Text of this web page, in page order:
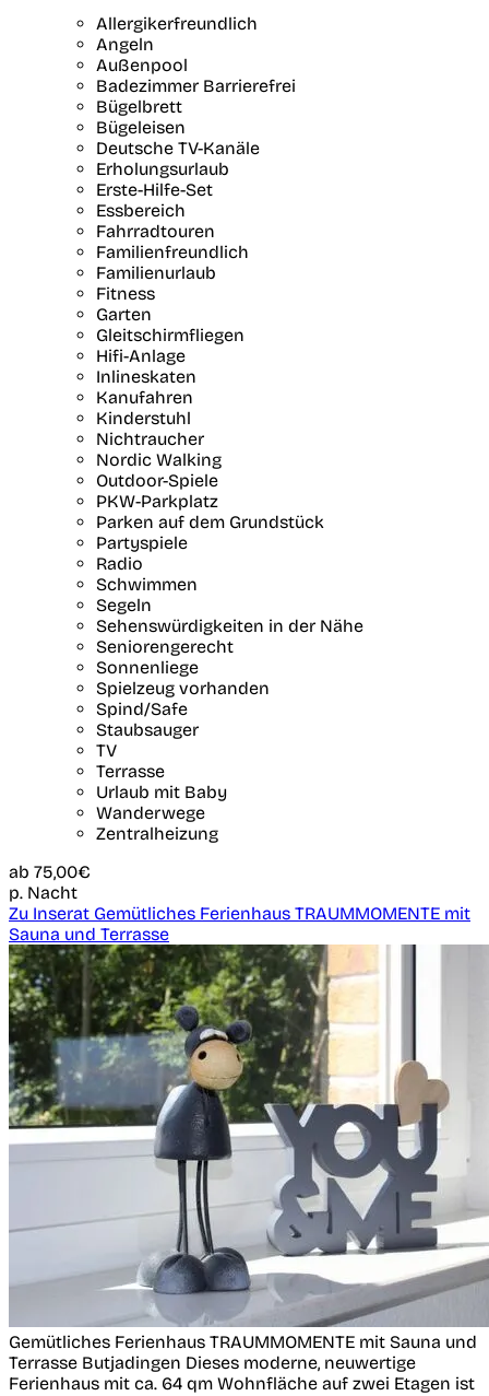
Allergikerfreundlich
Angeln
Außenpool
Badezimmer Barrierefrei
Bügelbrett
Bügeleisen
Deutsche TV-Kanäle
Erholungsurlaub
Erste-Hilfe-Set
Essbereich
Fahrradtouren
Familienfreundlich
Familienurlaub
Fitness
Garten
Gleitschirmfliegen
Hifi-Anlage
Inlineskaten
Kanufahren
Kinderstuhl
Nichtraucher
Nordic Walking
Outdoor-Spiele
PKW-Parkplatz
Parken auf dem Grundstück
Partyspiele
Radio
Schwimmen
Segeln
Sehenswürdigkeiten in der Nähe
Seniorengerecht
Sonnenliege
Spielzeug vorhanden
Spind/Safe
Staubsauger
TV
Terrasse
Urlaub mit Baby
Wanderwege
Zentralheizung
ab 75,00€
p. Nacht
Zu Inserat Gemütliches Ferienhaus TRAUMMOMENTE mit
Sauna und Terrasse
Gemütliches Ferienhaus TRAUMMOMENTE mit Sauna und
Terrasse Butjadingen Dieses moderne, neuwertige
Ferienhaus mit ca. 64 qm Wohnfläche auf zwei Etagen ist